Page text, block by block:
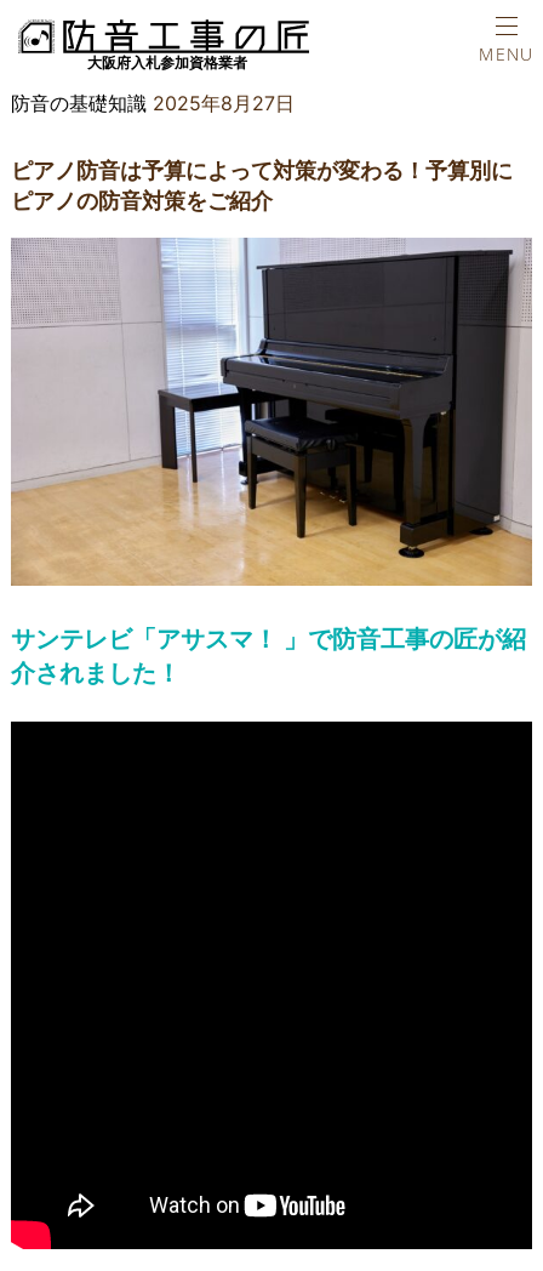
MENU
防音の基礎知識 2025年8月27日
ピアノ防音は予算によって対策が変わる！予算別に
ピアノの防音対策をご紹介
サンテレビ「アサスマ！ 」で防音工事の匠が紹
介されました！